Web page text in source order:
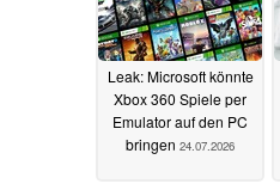
Leak: Microsoft könnte
Xbox 360 Spiele per
Emulator auf den PC
bringen 24.07.2026